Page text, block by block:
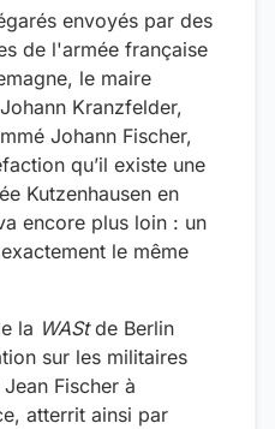
envoyés par des
de l'armée française
le maire
Kranzfelder,
Johann Fischer,
qu’il existe une
Kutzenhausen en
encore plus loin : un
le même
la WAStde Berlin
sur les militaires
Fischer à
atterrit ainsi par